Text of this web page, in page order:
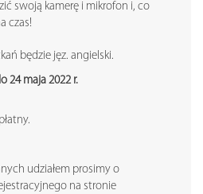
swoją kamerę i mikrofon i, co
czas!
będzie jęz. angielski.
24 maja 2022 r.
udziałem prosimy o
na stronie